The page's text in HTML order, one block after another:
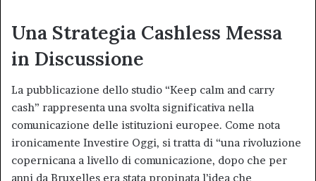
Una Strategia Cashless Messa
in Discussione
La pubblicazione dello studio “Keep calm and carry
cash” rappresenta una svolta significativa nella
comunicazione delle istituzioni europee. Come nota
ironicamente Investire Oggi, si tratta di “una rivoluzione
copernicana a livello di comunicazione, dopo che per
anni da Bruxelles era stata propinata l’idea che